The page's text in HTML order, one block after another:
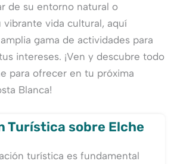
de su entorno natural o
vibrante vida cultural, aquí
gama de actividades para
intereses. ¡Ven y descubre todo
para ofrecer en tu próxima
Blanca!
Turística sobre Elche
turística es fundamental